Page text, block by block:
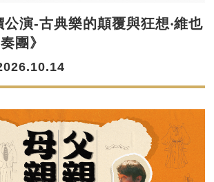
公演-古典樂的顛覆與狂想‧維也
團》